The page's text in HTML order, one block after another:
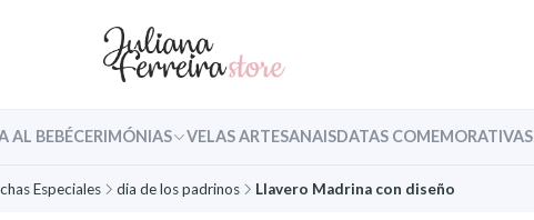
AL BEBÉCERIMÓNIAS VELAS ARTESANAISDATAS COMEMORATIVAS
Especiales dia de los padrinos Llavero Madrina con diseño